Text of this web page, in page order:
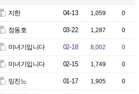
지한 04-13 1,059 0
정동호 03-22 1,287 0
미녀기입니다 02-18 8,002 0
미녀기입니다 02-15 1,749 0
밍진느 01-17 1,905 0